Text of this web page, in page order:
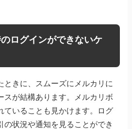
ログインができないケ
ときに、スムーズにメルカリに
スが結構あります。メルカリボ
ていることも見かけます。ログ
の状況や通知を見ることができ